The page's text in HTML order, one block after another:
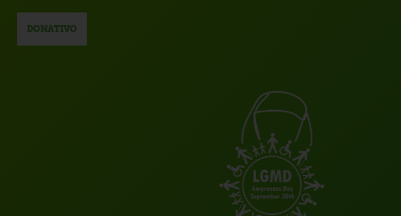
DONATIVO